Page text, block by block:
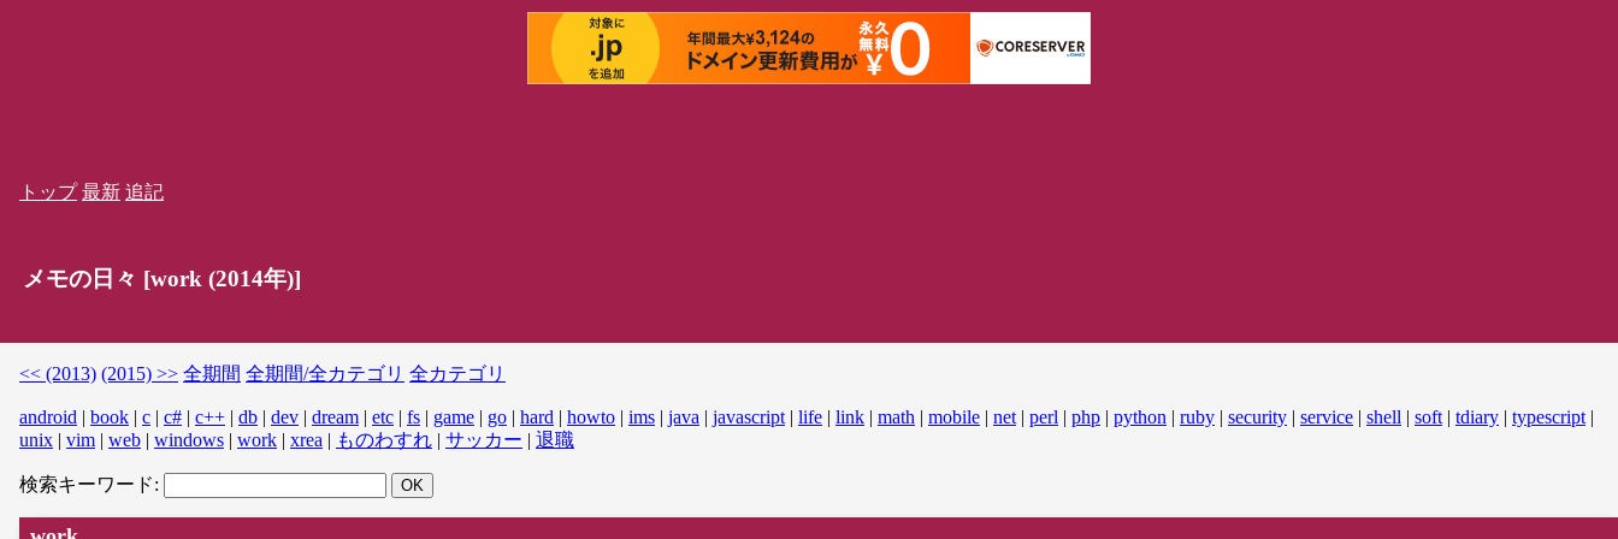
トップ 最新 追記
メモの日々 [work (2014年)]
<< (2013) (2015) >> 全期間 全期間/全カテゴリ 全カテゴリ
android | book | c | c# | c++ | db | dev | dream | etc | fs | game | go | hard | howto | ims | java | javascript | life | link | math | mobile | net | perl | php | python | ruby | security | service | shell | soft | tdiary | typescript |
unix | vim | web | windows | work | xrea | ものわすれ | サッカー | 退職
検索キーワード: